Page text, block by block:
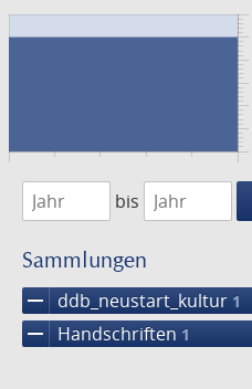
1474
bis
Sammlungen
remove ddb_neustart_kultur 1
remove Handschriften 1